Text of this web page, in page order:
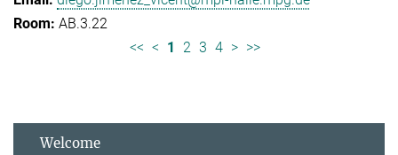
AB.3.22
<< < 1 2 3 4 > >>
Welcome